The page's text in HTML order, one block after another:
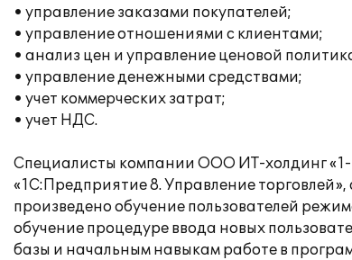
• управление заказами покупателей;
• управление отношениями с клиентами;
• анализ цен и управление ценовой
• управление денежными средствами;
• учет коммерческих затрат;
• учет НДС.
Специалисты компании ООО ИТ-холдинг
«1С:Предприятие 8. Управление
произведено обучение пользователей
обучение процедуре ввода новых
базы и начальным навыкам работе в